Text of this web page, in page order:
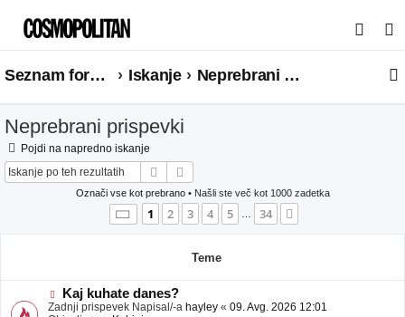
s
a
Seznam forumov Iskanje Neprebrani prispevki
Neprebrani prispevki
Pojdi na napredno iskanje
Iskanje
Označi vse kot prebrano• Našli ste več kot 1000 zadetka
Stran 1od34
1 2 3 4 5 … 34
Teme
N
o
Kaj kuhate danes?
Zadnji prispevek Napisal/-a hayley « 09. Avg. 2026 12:01